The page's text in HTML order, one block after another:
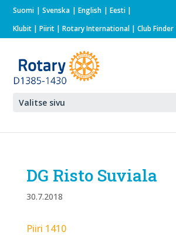
Suomi Svenska English
Eesti
Klubit |Piirit |Rotary International | Club Finder
Valitse sivu
DG Risto Suviala
30.7.2018
Piiri 1410